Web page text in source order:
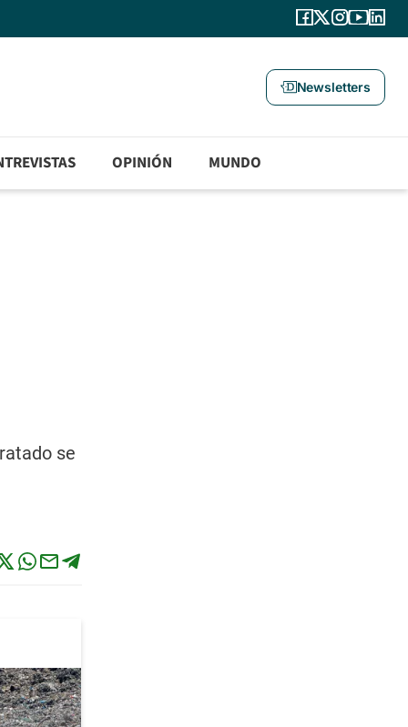
Newsletters
OPINIÓN MUNDO
se